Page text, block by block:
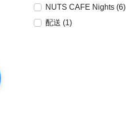
NUTS CAFE Nights (6)
配送 (1)